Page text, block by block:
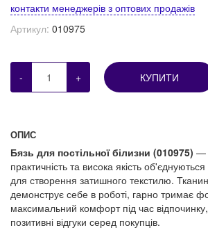
контакти менеджерів з оптових продажів
Артикул: 010975
- + КУПИТИ
ОПИС
Бязь для постільної білизни (010975) —
практичність та висока якість
для створення затишного текстилю.
демонструє себе в роботі, гарно тримає
максимальний комфорт під час
позитивні відгуки серед покупців.